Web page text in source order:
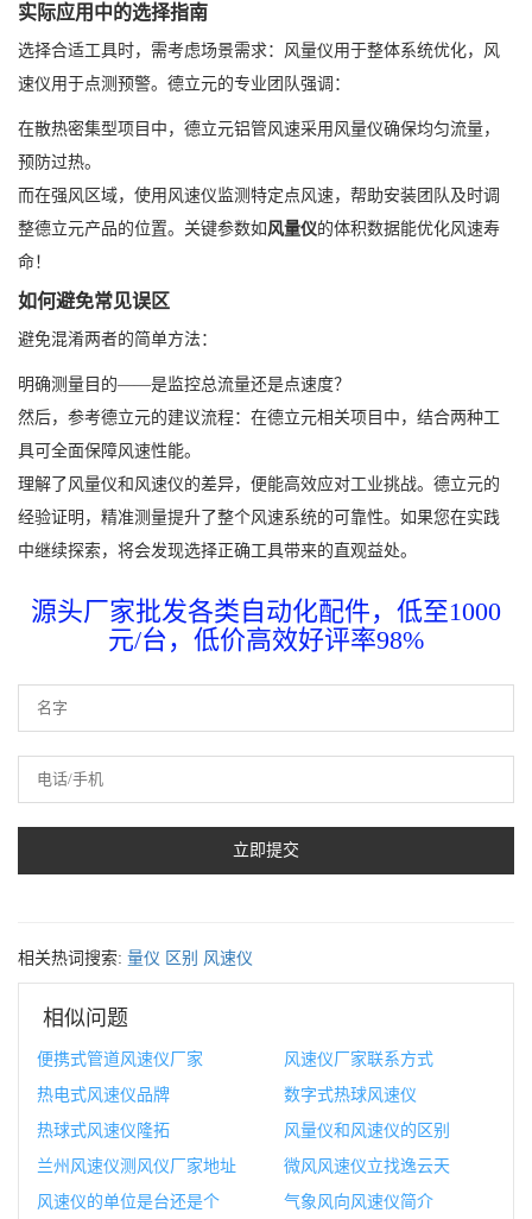
实际应用中的选择指南
选择合适工具时，需考虑场景需求：风量仪用于整体系统优化，风
速仪用于点测预警。德立元的专业团队强调：
在散热密集型项目中，德立元铝管风速采用风量仪确保均匀流量，
预防过热。
而在强风区域，使用风速仪监测特定点风速，帮助安装团队及时调
整德立元产品的位置。关键参数如 风量仪的体积数据能优化风速寿
命！
如何避免常见误区
避免混淆两者的简单方法：
明确测量目的——是监控总流量还是点速度？
然后，参考德立元的建议流程：在德立元相关项目中，结合两种工
具可全面保障风速性能。
理解了风量仪和风速仪的差异，便能高效应对工业挑战。德立元的
经验证明，精准测量提升了整个风速系统的可靠性。如果您在实践
中继续探索，将会发现选择正确工具带来的直观益处。
源头厂家批发各类自动化配件，低至1000
元/台，低价高效好评率98%
相关热词搜索: 量仪 区别 风速仪
相似问题
便携式管道风速仪厂家
风速仪厂家联系方式
热电式风速仪品牌
数字式热球风速仪
热球式风速仪隆拓
风量仪和风速仪的区别
兰州风速仪测风仪厂家地址
微风风速仪立找逸云天
风速仪的单位是台还是个
气象风向风速仪简介